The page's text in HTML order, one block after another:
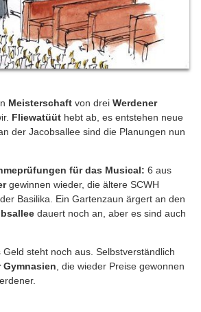
Meisterschaftvon drei Werdener
Fliewatüüthebt ab, es entstehen neue
der Jacobsallee sind die Planungen nun
für das Musical: 6 aus
gewinnen wieder, die ältere SCWH
Basilika. Ein Gartenzaun ärgert an den
dauert noch an, aber es sind auch
steht noch aus. Selbstverständlich
Gymnasien , die wieder Preise gewonnen